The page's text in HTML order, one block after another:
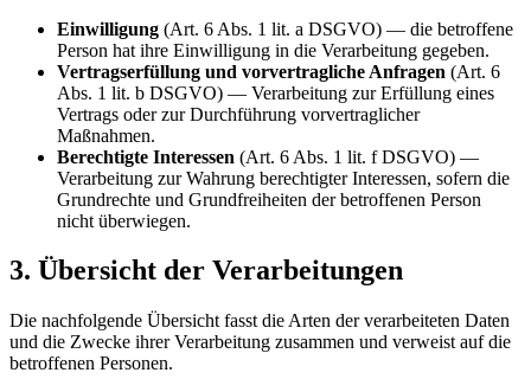
Einwilligung (Art. 6 Abs. 1 lit. a DSGVO) — die betroffene
Person hat ihre Einwilligung in die Verarbeitung gegeben.
Vertragserfüllung und vorvertragliche Anfragen (Art. 6
Abs. 1 lit. b DSGVO) — Verarbeitung zur Erfüllung eines
Vertrags oder zur Durchführung vorvertraglicher
Maßnahmen.
Berechtigte Interessen (Art. 6 Abs. 1 lit. f DSGVO) —
Verarbeitung zur Wahrung berechtigter Interessen, sofern die
Grundrechte und Grundfreiheiten der betroffenen Person
nicht überwiegen.
3. Übersicht der Verarbeitungen
Die nachfolgende Übersicht fasst die Arten der verarbeiteten Daten
und die Zwecke ihrer Verarbeitung zusammen und verweist auf die
betroffenen Personen.